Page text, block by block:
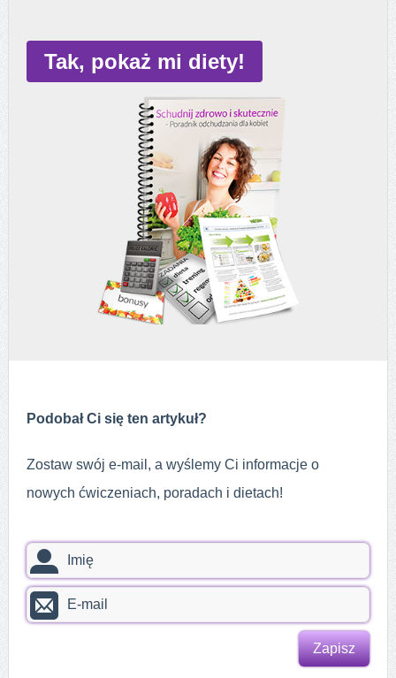
Tak, pokaż mi diety!
Podobał Ci się ten artykuł?
Zostaw swój e-mail, a wyślemy Ci informacje o
nowych ćwiczeniach, poradach i dietach!